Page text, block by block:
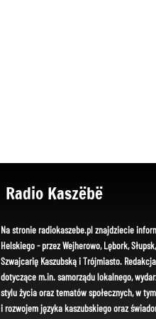
Radio Kaszëbë
Na stronie radiokaszebe.pl znajdziecie
Helskiego - przez Wejherowo, Lębork,
Szwajcarię Kaszubską i Trójmiasto.
dotyczące m.in. samorządu lokalnego,
stylu życia oraz tematów społecznych, w
i rozwojem języka kaszubskiego oraz